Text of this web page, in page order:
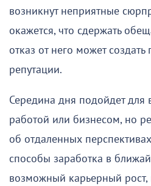
возникнут неприятные
окажется, что сдержать
отказ от него может
репутации.
Середина дня подойдет для
работой или бизнесом, но
об отдаленных
способы заработка в
возможный карьерный рост,